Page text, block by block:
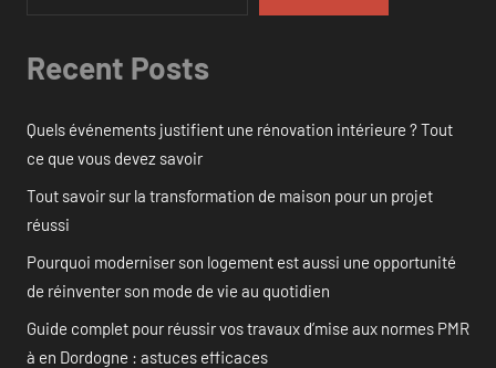
Recent Posts
Quels événements justifient une rénovation intérieure ? Tout
ce que vous devez savoir
Tout savoir sur la transformation de maison pour un projet
réussi
Pourquoi moderniser son logement est aussi une opportunité
de réinventer son mode de vie au quotidien
Guide complet pour réussir vos travaux d’mise aux normes PMR
à en Dordogne : astuces efficaces